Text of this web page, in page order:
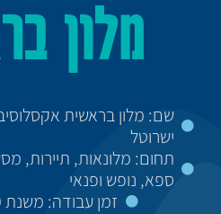
מלון
שם: מלון בראשית
ישרוטל
תחום: מלונאות, תיירות,
ספא, נופש ופנאי
זמן עבודה: משנת 2010 ועד 2020